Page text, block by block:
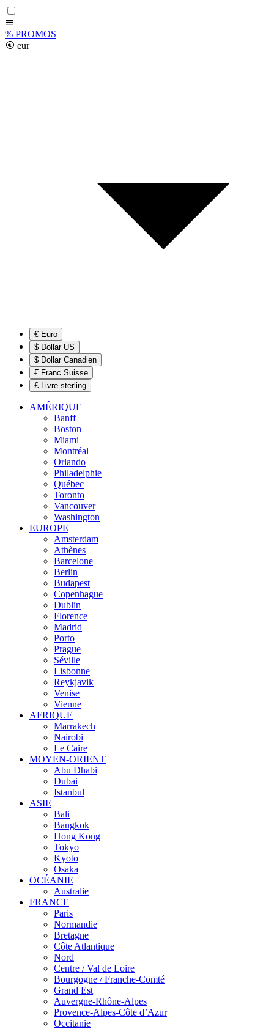
% PROMOS
eur
€ Euro
$ Dollar US
$ Dollar Canadien
₣ Franc Suisse
£ Livre sterling
AMÉRIQUE
Banff
Boston
Miami
Montréal
Orlando
Philadelphie
Québec
Toronto
Vancouver
Washington
EUROPE
Amsterdam
Athènes
Barcelone
Berlin
Budapest
Copenhague
Dublin
Florence
Madrid
Porto
Prague
Séville
Lisbonne
Reykjavik
Venise
Vienne
AFRIQUE
Marrakech
Nairobi
Le Caire
MOYEN-ORIENT
Abu Dhabi
Dubai
Istanbul
ASIE
Bali
Bangkok
Hong Kong
Tokyo
Kyoto
Osaka
OCÉANIE
Australie
FRANCE
Paris
Normandie
Bretagne
Côte Atlantique
Nord
Centre / Val de Loire
Bourgogne / Franche-Comté
Grand Est
Auvergne-Rhône-Alpes
Provence-Alpes-Côte d’Azur
Occitanie